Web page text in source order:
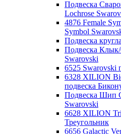
Подвеска
Lochrose
4876 Female
Symbol
Подвеска
Подвеска Клык/
Swarovski
6525 Swarovski
6328 XILION
подвеска
Подвеска Шип
Swarovski
6628 XILION
Треугольник
6656 Galactic